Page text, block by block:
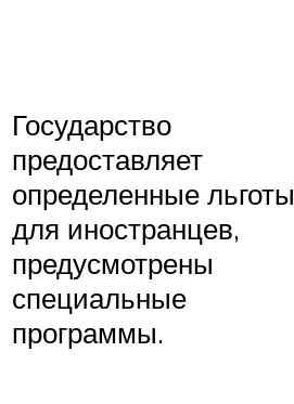
Государство
предоставляет
определенные льготы
для иностранцев,
предусмотрены
специальные
программы.